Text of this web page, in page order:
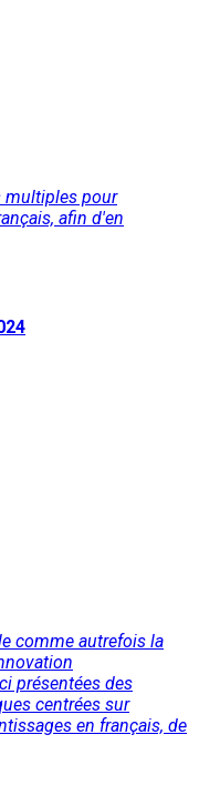
multiples pour
afin d'en
comme autrefois la
présentées des
centrées sur
en français, de